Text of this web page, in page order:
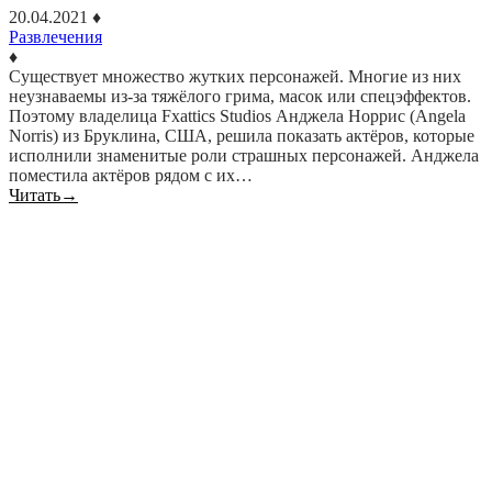
20.04.2021 ♦
Развлечения
♦
Существует множество жутких персонажей. Многие из них
неузнаваемы из-за тяжёлого грима, масок или спецэффектов.
Поэтому владелица Fxattics Studios Анджела Норрис (Angela
Norris) из Бруклина, США, решила показать актёров, которые
исполнили знаменитые роли страшных персонажей. Анджела
поместила актёров рядом с их…
Читать→